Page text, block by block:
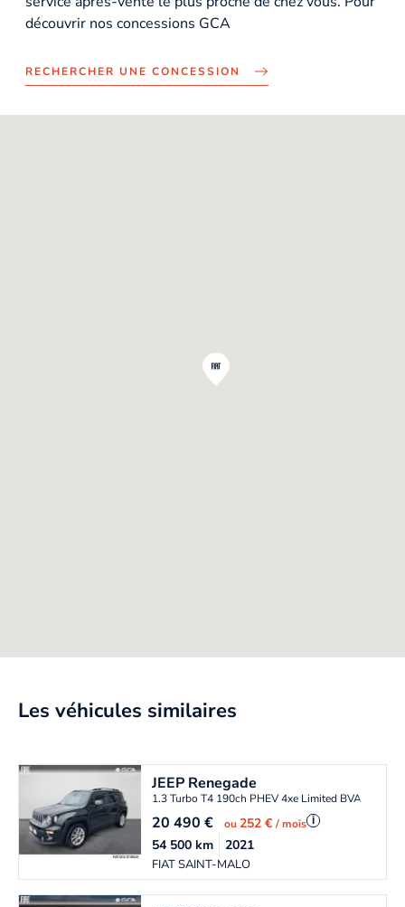
découvrir nos concessions GCA
RECHERCHER UNE CONCESSION
Les véhicules similaires
JEEP Renegade
1.3 Turbo T4 190ch PHEV 4xe Limited BVA6 eAWD
20 490€ ou252 €/ mois i
FIAT SAINT-MALO
54 500km 2021